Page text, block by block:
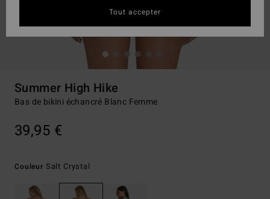
Summer High Hike
Bas de bikini échancré Blanc Femme
39,95 €
Couleur Salt Crystal
Tout accepter